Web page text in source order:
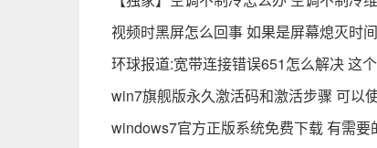
视频时黑屏怎么回事 如果是屏幕熄灭时
环球报道:宽带连接错误651怎么解决 这
win7旗舰版永久激活码和激活步骤 可以
windows7官方正版系统免费下载 有需